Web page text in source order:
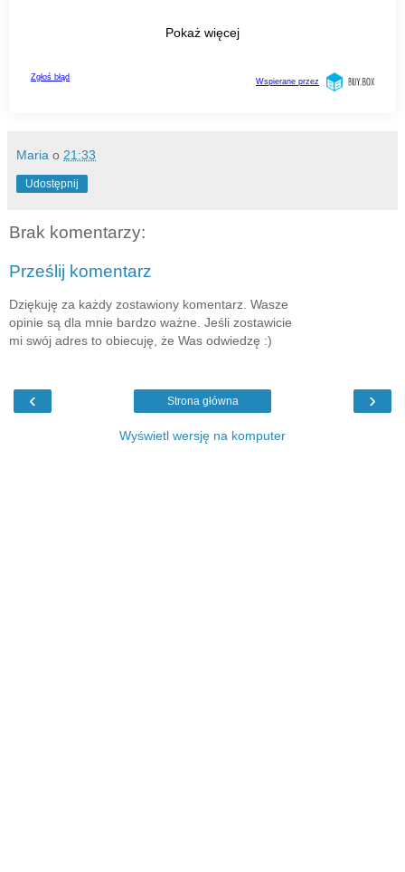
Maria o 21:33
Udostępnij
Brak komentarzy:
Prześlij komentarz
Dziękuję za każdy zostawiony komentarz. Wasze
opinie są dla mnie bardzo ważne. Jeśli zostawicie
mi swój adres to obiecuję, że Was odwiedzę :)
‹ ›
Strona główna
Wyświetl wersję na komputer